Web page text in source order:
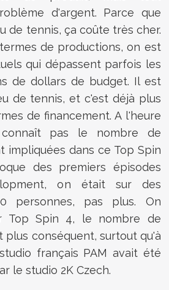
d'argent. Parce que
de tennis, ça coûte très cher.
de productions, on est
qui dépassent parfois les
de dollars de budget. Il est
de tennis, et c'est déjà plus
de financement. A l'heure
pas le nombre de
impliquées dans ce Top Spin
des premiers épisodes
on était sur des
personnes, pas plus. On
Top Spin 4, le nombre de
conséquent, surtout qu'à
français PAM avait été
le studio 2K Czech.